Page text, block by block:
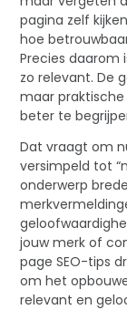
pagina zelf
hoe
Precies daarom
zo relevant. De
maar praktische
beter te
Dat vraagt om
versimpeld tot
onderwerp
jouw merk of
page SEO-tips
om het
relevant en